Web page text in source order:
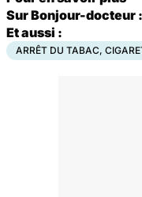
Sur Bonjour-docteur :
Et aussi :
ARRÊT DU TABAC,